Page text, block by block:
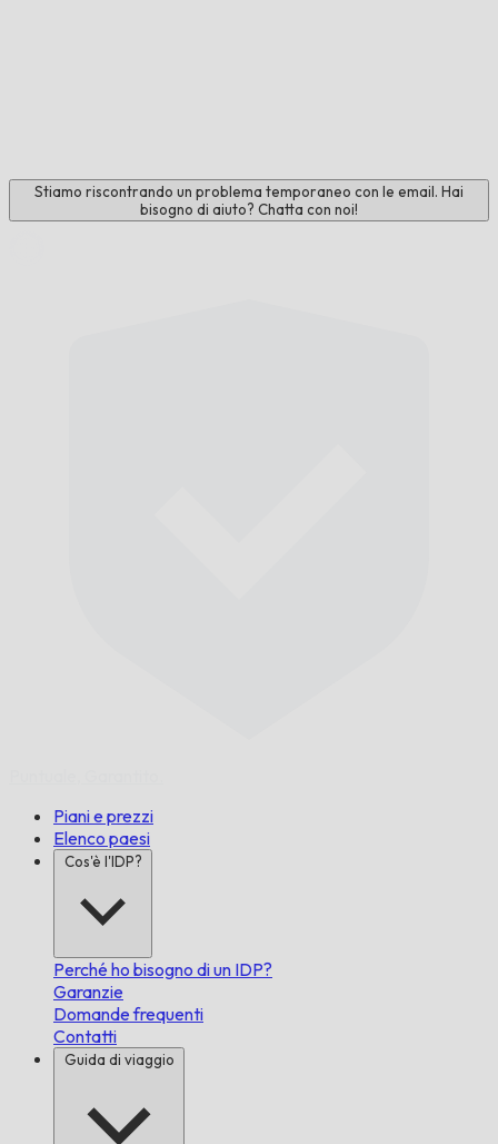
Stiamo riscontrando un problema temporaneo con le email. Hai
bisogno di aiuto? Chatta con noi!
Piani e prezzi
Elenco paesi
Cos'è l'IDP?
Perché ho bisogno di un IDP?
Garanzie
Domande frequenti
Contatti
Guida di viaggio